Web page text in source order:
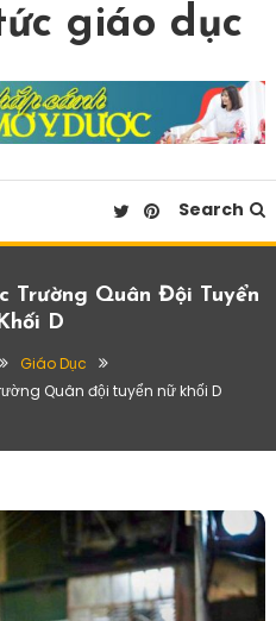
giáo dục
Search
Trường Quân Đội Tuyển
D
Giáo Dục
Quân đội tuyển nữ khối D